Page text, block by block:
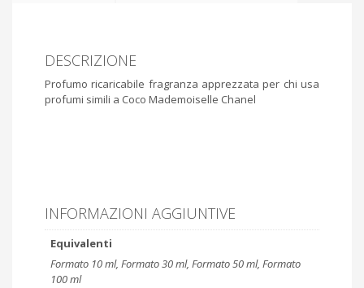
DESCRIZIONE
Profumo ricaricabile fragranza apprezzata per chi usa
profumi simili a Coco Mademoiselle Chanel
INFORMAZIONI AGGIUNTIVE
Equivalenti
Formato 10 ml, Formato 30 ml, Formato 50 ml, Formato
100 ml